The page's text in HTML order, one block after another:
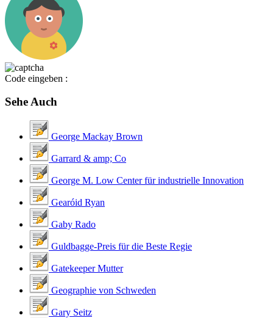
Code eingeben :
Sehe Auch
George Mackay Brown
Garrard & amp; Co
George M. Low Center für industrielle Innovation
Gearóid Ryan
Gaby Rado
Guldbagge-Preis für die Beste Regie
Gatekeeper Mutter
Geographie von Schweden
Gary Seitz